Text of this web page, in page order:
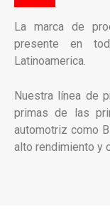
La marca de
presente en
Latinoamerica.
Nuestra línea de
primas de las
automotriz como
alto rendimiento y